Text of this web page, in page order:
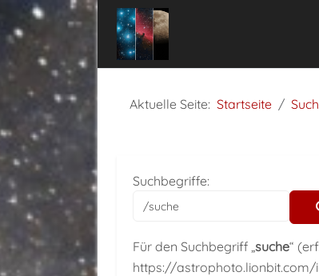
Aktuelle Seite: Startseite
Suchformular
Suchbegriffe:
Für den Suchbegriff „suche“
https://astrophoto.lionbit.com/